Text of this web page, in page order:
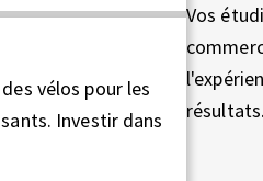
vélos pour les
Investir dans
Vos
résultats.